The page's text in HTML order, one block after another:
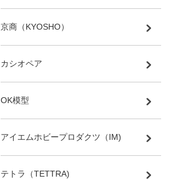
京商（KYOSHO）
カシオペア
OK模型
アイエムホビープロダクツ（IM)
テトラ（TETTRA)